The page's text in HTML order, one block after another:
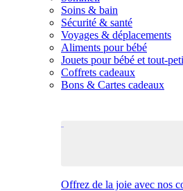
Soins & bain
Sécurité & santé
Voyages & déplacements
Aliments pour bébé
Jouets pour bébé et tout-
Coffrets cadeaux
Bons & Cartes cadeaux
Offrez de la joie avec nos